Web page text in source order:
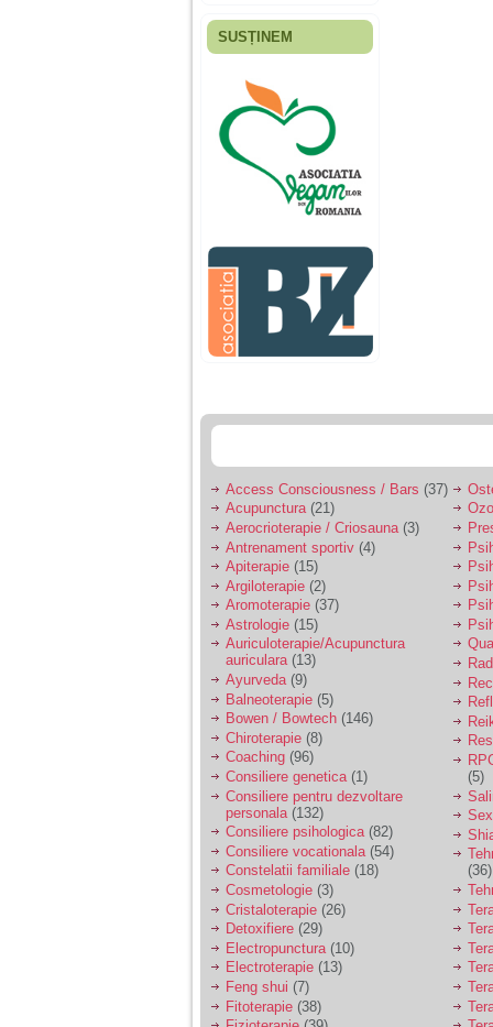
Fiica mea s-a nascut
ani, privind in urma
realizez cat de multe
greseli am facut in
educatia si cresterea
ei, am fost o mama
egoista, preocupata
de implinirea
profesionala, cand ea
era mica am neglijat-
agresiva, orice
greseala era taxata cu
o palma sau pedepse.
De 4 ani am o relatie
serioasa cu un barbat
sa se manifeste o
Ma aflu aici pentru ca
vreau sa stiu daca am
nevoie de un psiholog
sau psihiatru.
Sunt casatorita, am
31 de ani si un copil in
varsta de 2 ani care
mi-e lumina ochilor.
De ceva timp simt ca
mi s-a adunat
oboseala, o oboseala
cronica de care nu pot
scapa si simt ca din
cauza ei nu pot
controla nervii si
cateodata are copilul
de suferit.
Am o bariera peste
care nu pot trece:
prietena mea a ramas
insarcinata cu o fata.
Am fost de comun
acord sa facem un
copil, cu gandul ca e
baiat.
SUSȚINEM
Access Consciousness / Bars (37)
Acupunctura(21)
Aerocrioterapie / Criosauna (3)
Antrenament sportiv (4)
Apiterapie (15)
Argiloterapie (2)
Aromoterapie (37)
Astrologie (15)
Auriculoterapie/Acupunctura
auriculara(13)
Ayurveda(9)
Balneoterapie (5)
Bowen / Bowtech (146)
Chiroterapie (8)
Coaching (96)
Consiliere genetica(1)
Consiliere pentru dezvoltare
personala (132)
Consiliere psihologica(82)
Consiliere vocationala (54)
Constelatii familiale (18)
Cosmetologie (3)
Cristaloterapie (26)
Detoxifiere (29)
Electropunctura (10)
Electroterapie (13)
Feng shui (7)
Fitoterapie (38)
(5)
(36)